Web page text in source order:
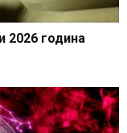
2026 година